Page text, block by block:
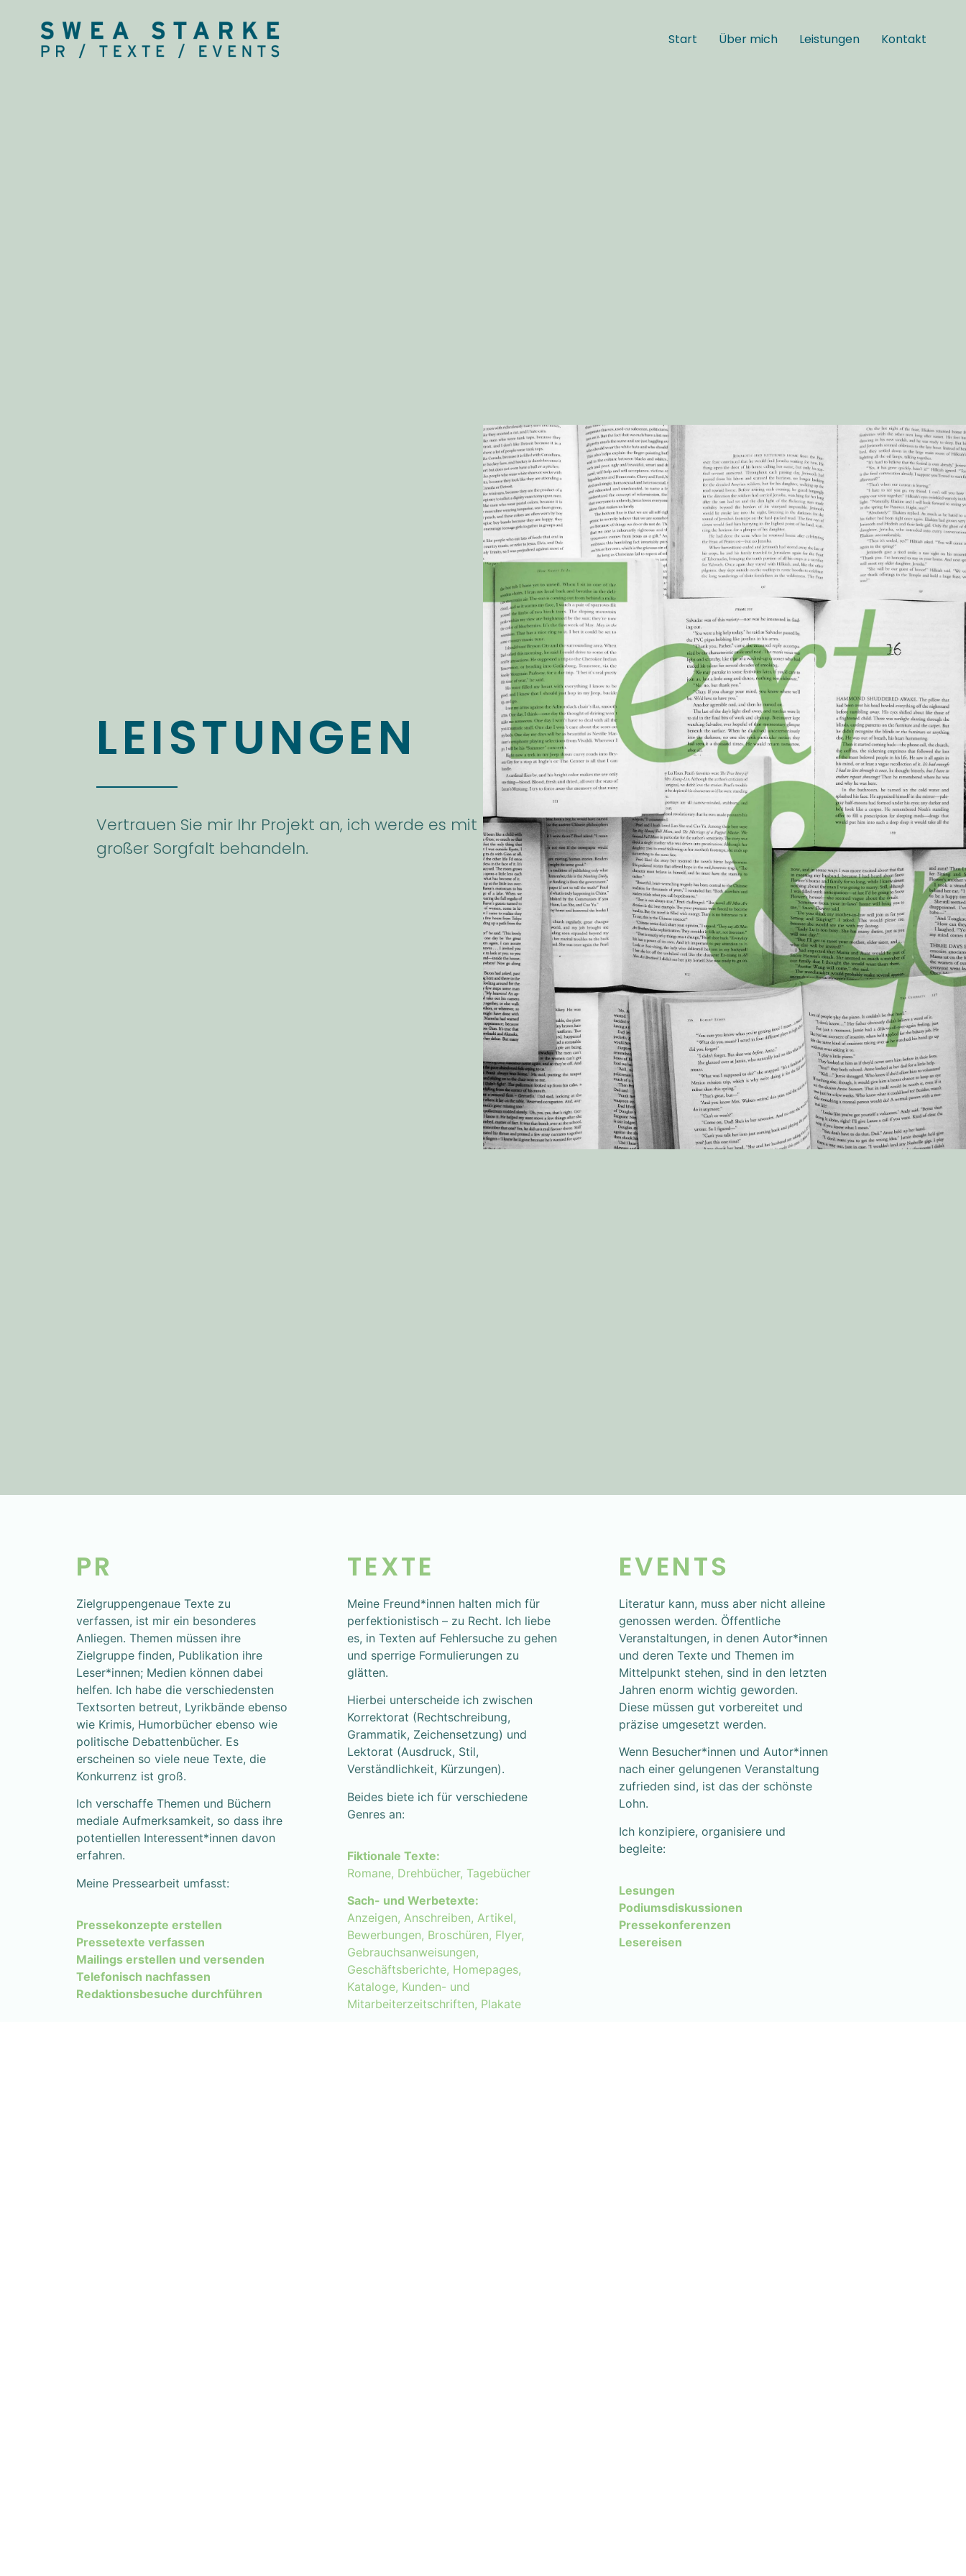
Start Über mich Leistungen Kontakt
LEISTUNGEN
Vertrauen Sie mir Ihr Projekt an, ich werde es mit
großer Sorgfalt behandeln.
PR
Zielgruppengenaue Texte zu
verfassen, ist mir ein besonderes
Anliegen. Themen müssen ihre
Zielgruppe finden, Publikation ihre
Leser*innen; Medien können dabei
helfen. Ich habe die verschiedensten
Textsorten betreut, Lyrikbände ebenso
wie Krimis, Humorbücher ebenso wie
politische Debattenbücher. Es
erscheinen so viele neue Texte, die
Konkurrenz ist groß.
Ich verschaffe Themen und Büchern
mediale Aufmerksamkeit, so dass ihre
potentiellen Interessent*innen davon
erfahren.
Meine Pressearbeit umfasst:
Pressekonzepte erstellen
Pressetexte verfassen
Mailings erstellen und versenden
Telefonisch nachfassen
Redaktionsbesuche durchführen
TEXTE
Meine Freund*innen halten mich für
perfektionistisch – zu Recht. Ich liebe
es, in Texten auf Fehlersuche zu gehen
und sperrige Formulierungen zu
glätten.
Hierbei unterscheide ich zwischen
Korrektorat (Rechtschreibung,
Grammatik, Zeichensetzung) und
Lektorat (Ausdruck, Stil,
Verständlichkeit, Kürzungen).
Beides biete ich für verschiedene
Genres an:
Fiktionale Texte:
Romane, Drehbücher, Tagebücher
Sach- und Werbetexte:
Anzeigen, Anschreiben, Artikel,
Bewerbungen, Broschüren, Flyer,
Gebrauchsanweisungen,
Geschäftsberichte, Homepages,
Kataloge, Kunden- und
Mitarbeiterzeitschriften, Plakate
EVENTS
Literatur kann, muss aber nicht alleine
genossen werden. Öffentliche
Veranstaltungen, in denen Autor*innen
und deren Texte und Themen im
Mittelpunkt stehen, sind in den letzten
Jahren enorm wichtig geworden.
Diese müssen gut vorbereitet und
präzise umgesetzt werden.
Wenn Besucher*innen und Autor*innen
nach einer gelungenen Veranstaltung
zufrieden sind, ist das der schönste
Lohn.
Ich konzipiere, organisiere und
begleite:
Lesungen
Podiumsdiskussionen
Pressekonferenzen
Lesereisen